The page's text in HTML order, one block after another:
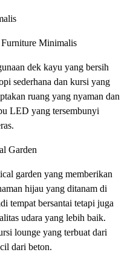
Minimalis
dek kayu yang bersih
sederhana dan kursi yang
ruang yang nyaman dan
LED yang tersembunyi
Garden
garden yang memberikan
hijau yang ditanam di
tempat bersantai tetapi juga
udara yang lebih baik.
lounge yang terbuat dari
dari beton.